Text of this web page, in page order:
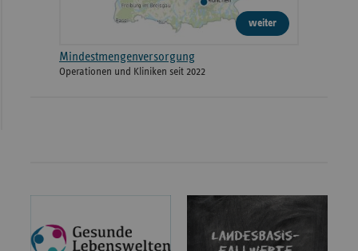
weiter
Mindestmengenversorgung
Operationen und Kliniken seit 2022